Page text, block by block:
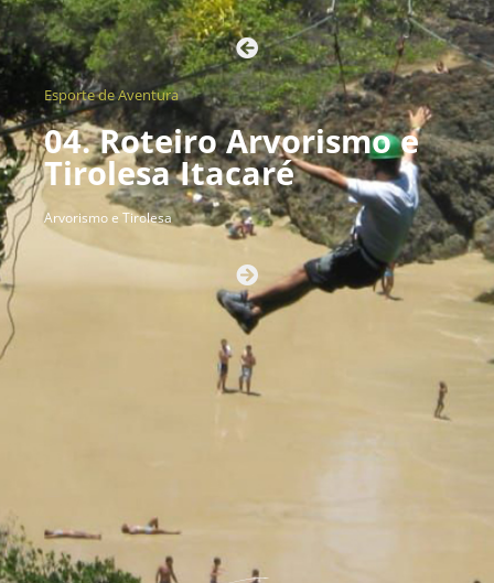
Esporte de Aventura
04. Roteiro Arvorismo e
Tirolesa Itacaré
Arvorismo e Tirolesa